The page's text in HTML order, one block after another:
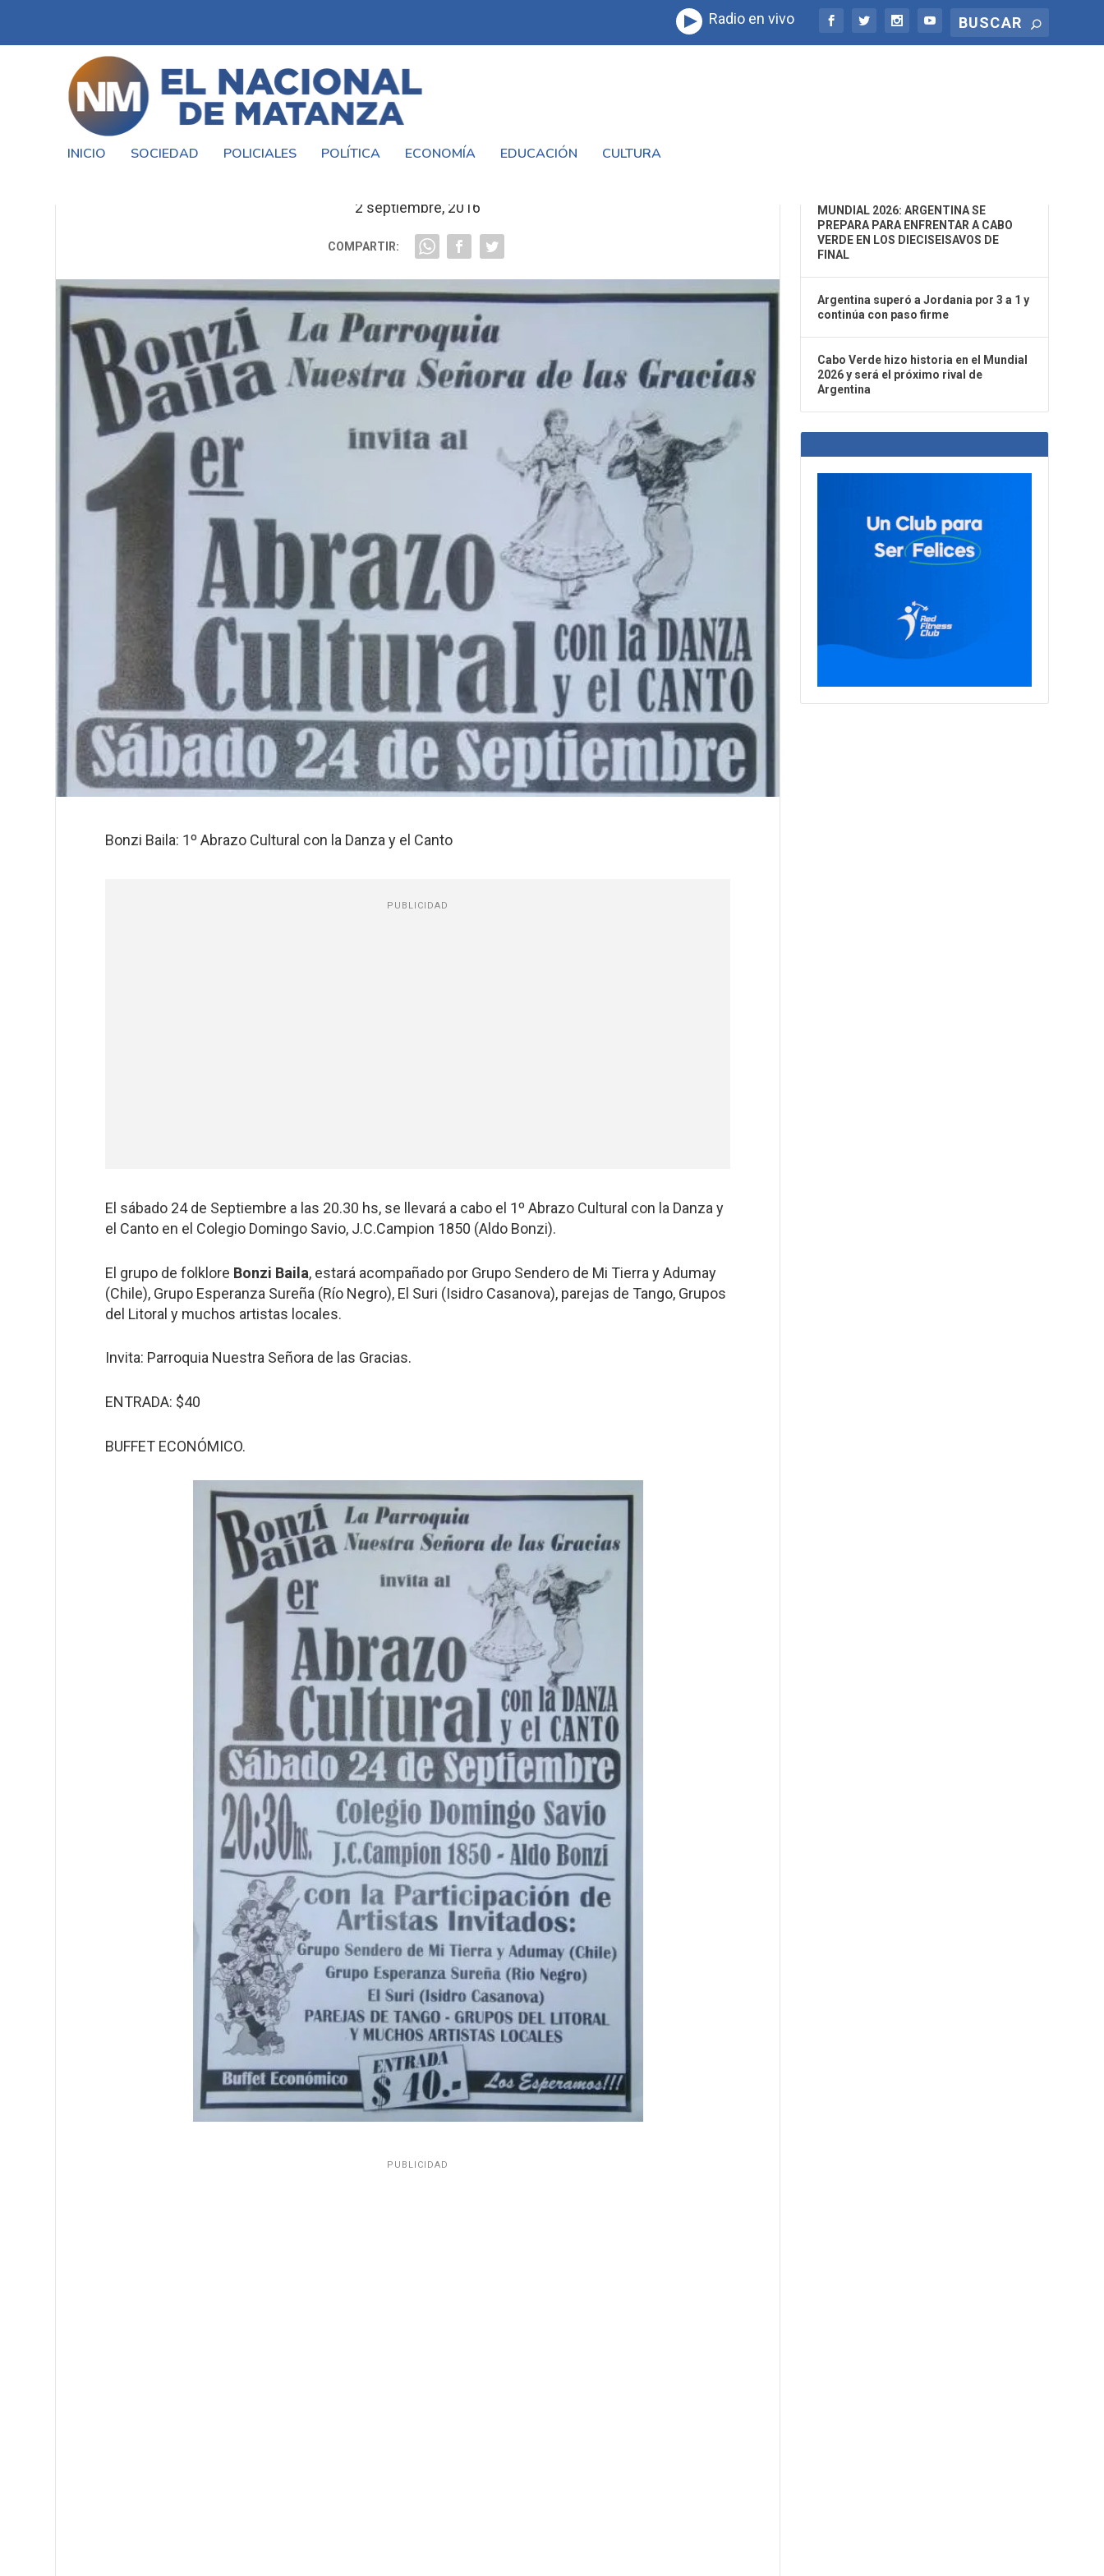
Radio en vivo
INICIO SOCIEDAD POLICIALES POLÍTICA ECONOMÍA EDUCACIÓN CULTURA
2 septiembre, 2016
COMPARTIR:
Bonzi Baila: 1º Abrazo Cultural con la Danza y el Canto
PUBLICIDAD
El sábado 24 de Septiembre a las 20.30 hs, se llevará a cabo el 1º Abrazo Cultural con la Danza y
el Canto en el Colegio Domingo Savio, J.C.Campion 1850 (Aldo Bonzi).
El grupo de folklore Bonzi Baila, estará acompañado por Grupo Sendero de Mi Tierra y Adumay
(Chile), Grupo Esperanza Sureña (Río Negro), El Suri (Isidro Casanova), parejas de Tango, Grupos
del Litoral y muchos artistas locales.
Invita: Parroquia Nuestra Señora de las Gracias.
ENTRADA: $40
BUFFET ECONÓMICO.
PUBLICIDAD
MUNDIAL 2026: ARGENTINA SE
PREPARA PARA ENFRENTAR A CABO
VERDE EN LOS DIECISEISAVOS DE
FINAL
Argentina superó a Jordania por 3 a 1 y
continúa con paso firme
Cabo Verde hizo historia en el Mundial
2026 y será el próximo rival de
Argentina